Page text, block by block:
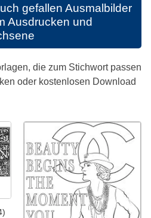
gefallen Ausmalbilder
Ausdrucken und
die zum Stichwort passen
oder kostenlosen Download